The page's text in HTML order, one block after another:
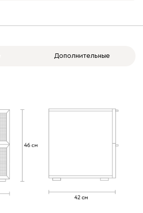
Дополнительные